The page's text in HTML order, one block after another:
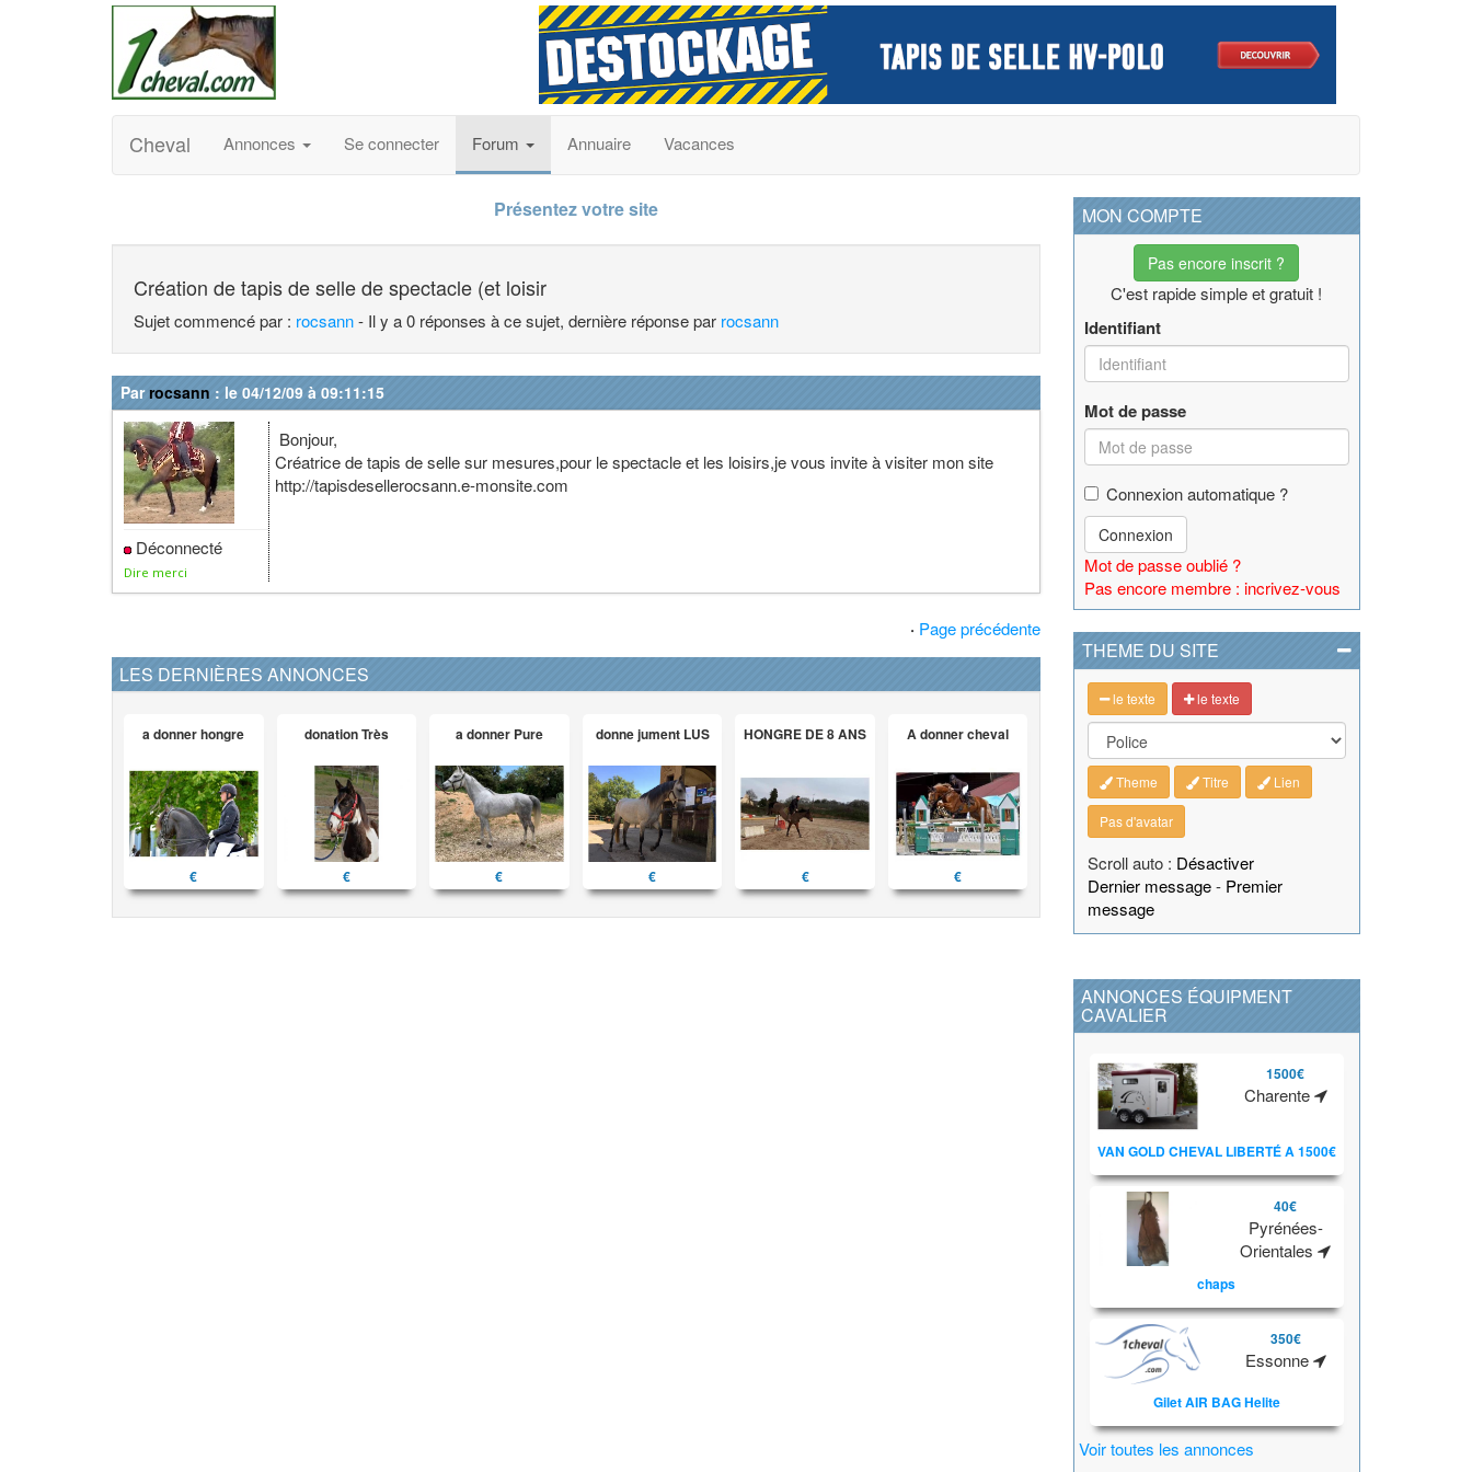
Cheval Annonces Se connecter Forum Annuaire Vacances
Présentez votre site
Création de tapis de selle de spectacle (et loisir
Sujet commencé par : rocsann- Il y a 0 réponses à ce sujet, dernière réponse par rocsann
Parrocsann : le 04/12/09 à 09:11:15
Déconnecté
Dire merci
Bonjour,
Créatrice de tapis de selle sur mesures,pour le spectacle et les loisirs,je vous invite à visiter mon site
http://tapisdesellerocsann.e-monsite.com
· Page précédente
LES DERNIÈRES ANNONCES
a donner hongre
€
donation Très
€
a donner Pure
€
donne jument LUS
€
HONGRE DE 8 ANS
€
A donner cheval
€
MON COMPTE
Pas encore inscrit ?
C'est rapide simple et gratuit !
Identifiant
Mot de passe
Connexion automatique ?
Connexion
Mot de passe oublié ?
Pas encore membre : incrivez-vous
THEME DU SITE
le texte le texte
Theme Titre Lien
Pas d'avatar
Scroll auto : Désactiver
Dernier message- Premier
message
ANNONCES ÉQUIPMENT
CAVALIER
1500€
Charente
VAN GOLD CHEVAL LIBERTÉ A 1500€
40€
Pyrénées-
Orientales
chaps
350€
Essonne
Gilet AIR BAG Helite
Voir toutes les annonces